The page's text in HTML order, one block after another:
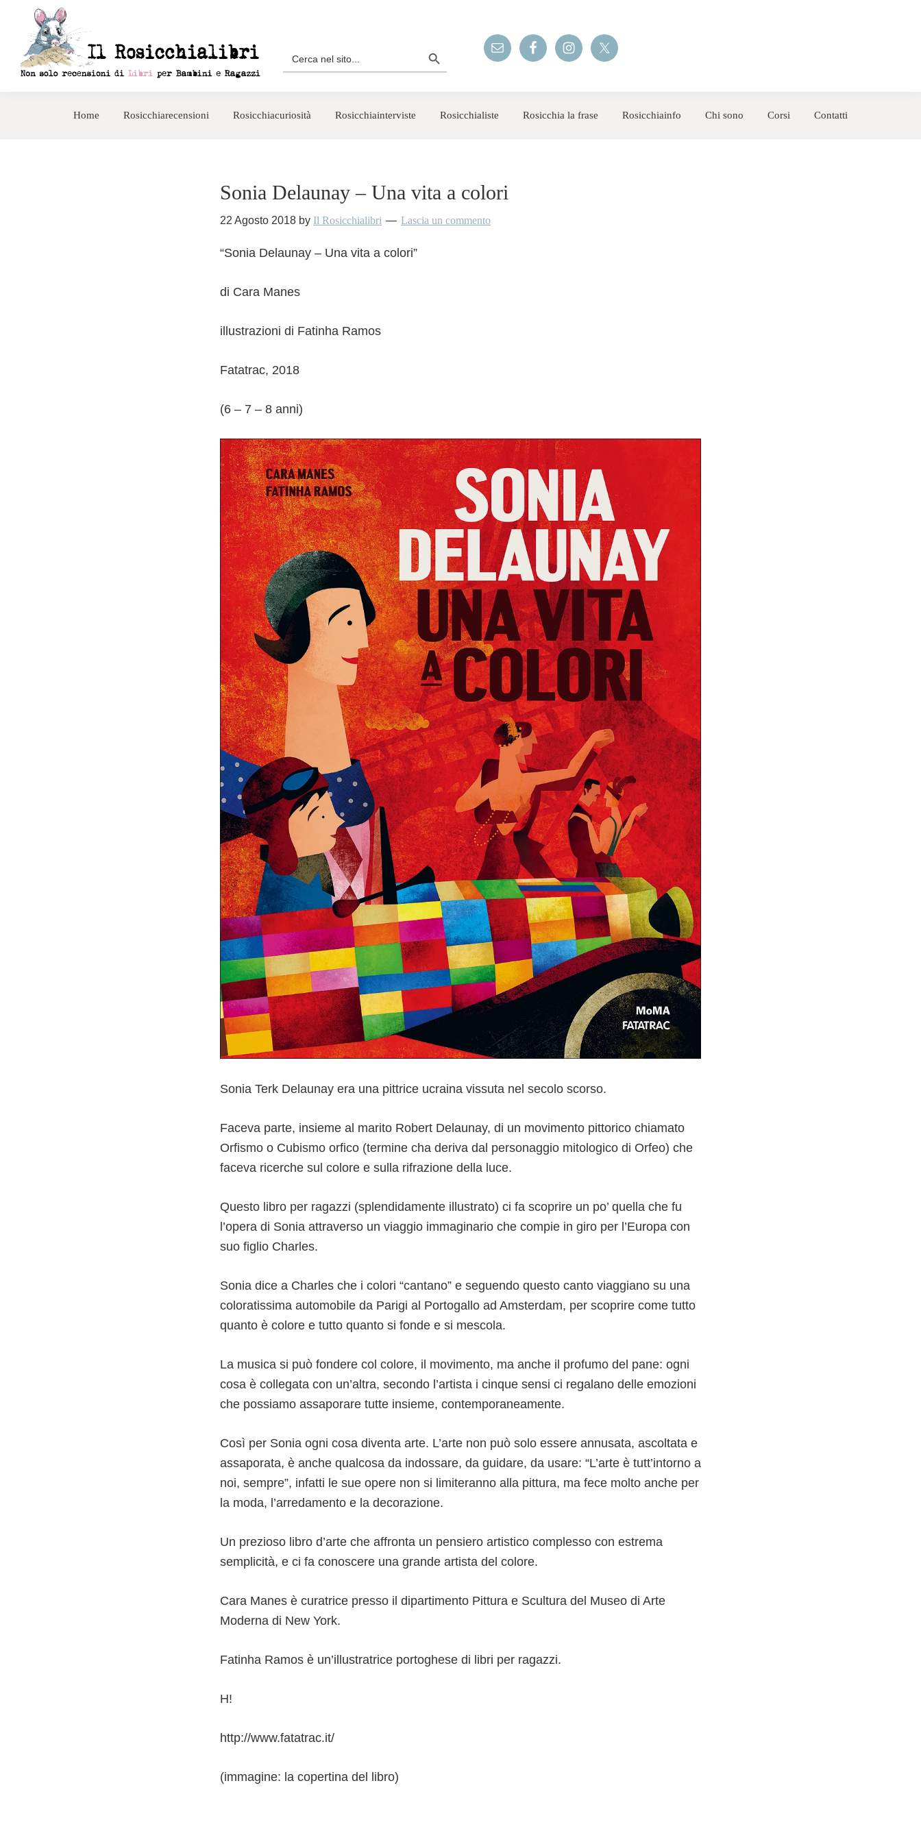
navigazione
primaria
contenuto
principale
Search
for:
Home Rosicchiarecensioni Rosicchiacuriosità Rosicchiainterviste Rosicchialiste Rosicchia la frase Rosicchiainfo Chi sono Corsi Contatti
Sonia Delaunay – Una vita a colori
22 Agosto 2018 by Il Rosicchialibri Lascia un commento
“Sonia Delaunay – Una vita a colori”
di Cara Manes
illustrazioni di Fatinha Ramos
Fatatrac, 2018
(6 – 7 – 8 anni)
Sonia Terk Delaunay era una pittrice ucraina vissuta nel secolo scorso.
Faceva parte, insieme al marito Robert Delaunay, di un movimento pittorico chiamato
Orfismo o Cubismo orfico (termine cha deriva dal personaggio mitologico di Orfeo) che
faceva ricerche sul colore e sulla rifrazione della luce.
Questo libro per ragazzi (splendidamente illustrato) ci fa scoprire un po’ quella che fu
l’opera di Sonia attraverso un viaggio immaginario che compie in giro per l’Europa con
suo figlio Charles.
Sonia dice a Charles che i colori “cantano” e seguendo questo canto viaggiano su una
coloratissima automobile da Parigi al Portogallo ad Amsterdam, per scoprire come tutto
quanto è colore e tutto quanto si fonde e si mescola.
La musica si può fondere col colore, il movimento, ma anche il profumo del pane: ogni
cosa è collegata con un’altra, secondo l’artista i cinque sensi ci regalano delle emozioni
che possiamo assaporare tutte insieme, contemporaneamente.
Così per Sonia ogni cosa diventa arte. L’arte non può solo essere annusata, ascoltata e
assaporata, è anche qualcosa da indossare, da guidare, da usare: “L’arte è tutt’intorno a
noi, sempre”, infatti le sue opere non si limiteranno alla pittura, ma fece molto anche per
la moda, l’arredamento e la decorazione.
Un prezioso libro d’arte che affronta un pensiero artistico complesso con estrema
semplicità, e ci fa conoscere una grande artista del colore.
Cara Manes è curatrice presso il dipartimento Pittura e Scultura del Museo di Arte
Moderna di New York.
Fatinha Ramos è un’illustratrice portoghese di libri per ragazzi.
H!
http://www.fatatrac.it/
(immagine: la copertina del libro)